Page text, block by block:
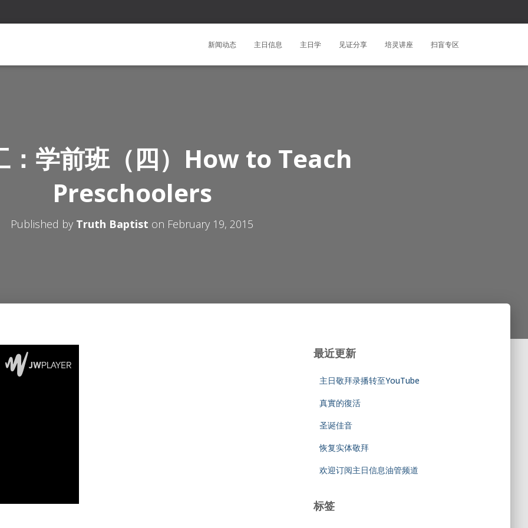
新闻动态 主日信息 主日学 见证分享 培灵讲座 扫盲专区
：学前班（四）How to Teach
Preschoolers
Published by Truth Baptist on February 19, 2015
最近更新
主日敬拜录播转至YouTube
真實的復活
圣诞佳音
恢复实体敬拜
欢迎订阅主日信息油管频道
标签